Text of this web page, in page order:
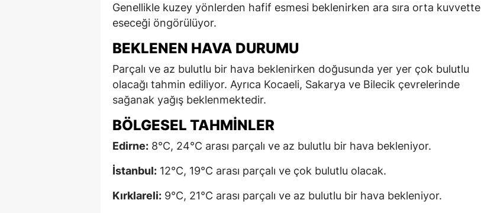
Genellikle kuzey yönlerden hafif esmesi beklenirken ara sıra orta kuvvette
eseceği öngörülüyor.
BEKLENEN HAVA DURUMU
Parçalı ve az bulutlu bir hava beklenirken doğusunda yer yer çok bulutlu
olacağı tahmin ediliyor. Ayrıca Kocaeli, Sakarya ve Bilecik çevrelerinde
sağanak yağış beklenmektedir.
BÖLGESEL TAHMINLER
Edirne: 8°C, 24°C arası parçalı ve az bulutlu bir hava bekleniyor.
İstanbul: 12°C, 19°C arası parçalı ve çok bulutlu olacak.
Kırklareli: 9°C, 21°C arası parçalı ve az bulutlu bir hava bekleniyor.